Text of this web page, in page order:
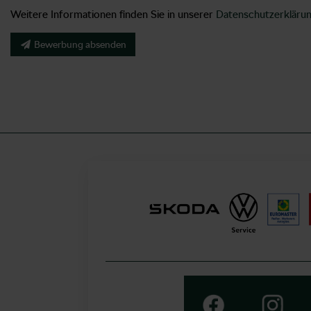
Weitere Informationen finden Sie in unserer
Bewerbung absenden